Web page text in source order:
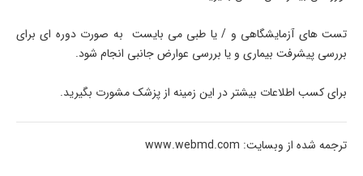
تست های آزمایشگاهی و / یا طبی می بایست به صورت دوره ای برای
بررسی پیشرفت بیماری و یا بررسی عوارض جانبی انجام شود.
برای کسب اطلاعات بیشتر در این زمینه از پزشک مشورت بگیرید.
ترجمه شده از وبسایت: www.webmd.com